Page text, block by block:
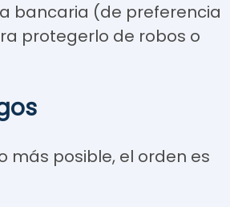
bancaria (de preferencia
protegerlo de robos o
más posible, el orden es